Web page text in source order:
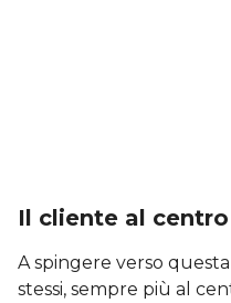
Il cliente al
A spingere verso
stessi, sempre più al